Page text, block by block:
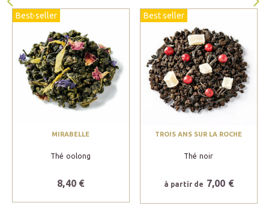
Best-seller
MIRABELLE
Thé oolong
8,40 €
Best seller
TROIS ANS SUR LA ROCHE
Thé noir
à partir de 7,00 €